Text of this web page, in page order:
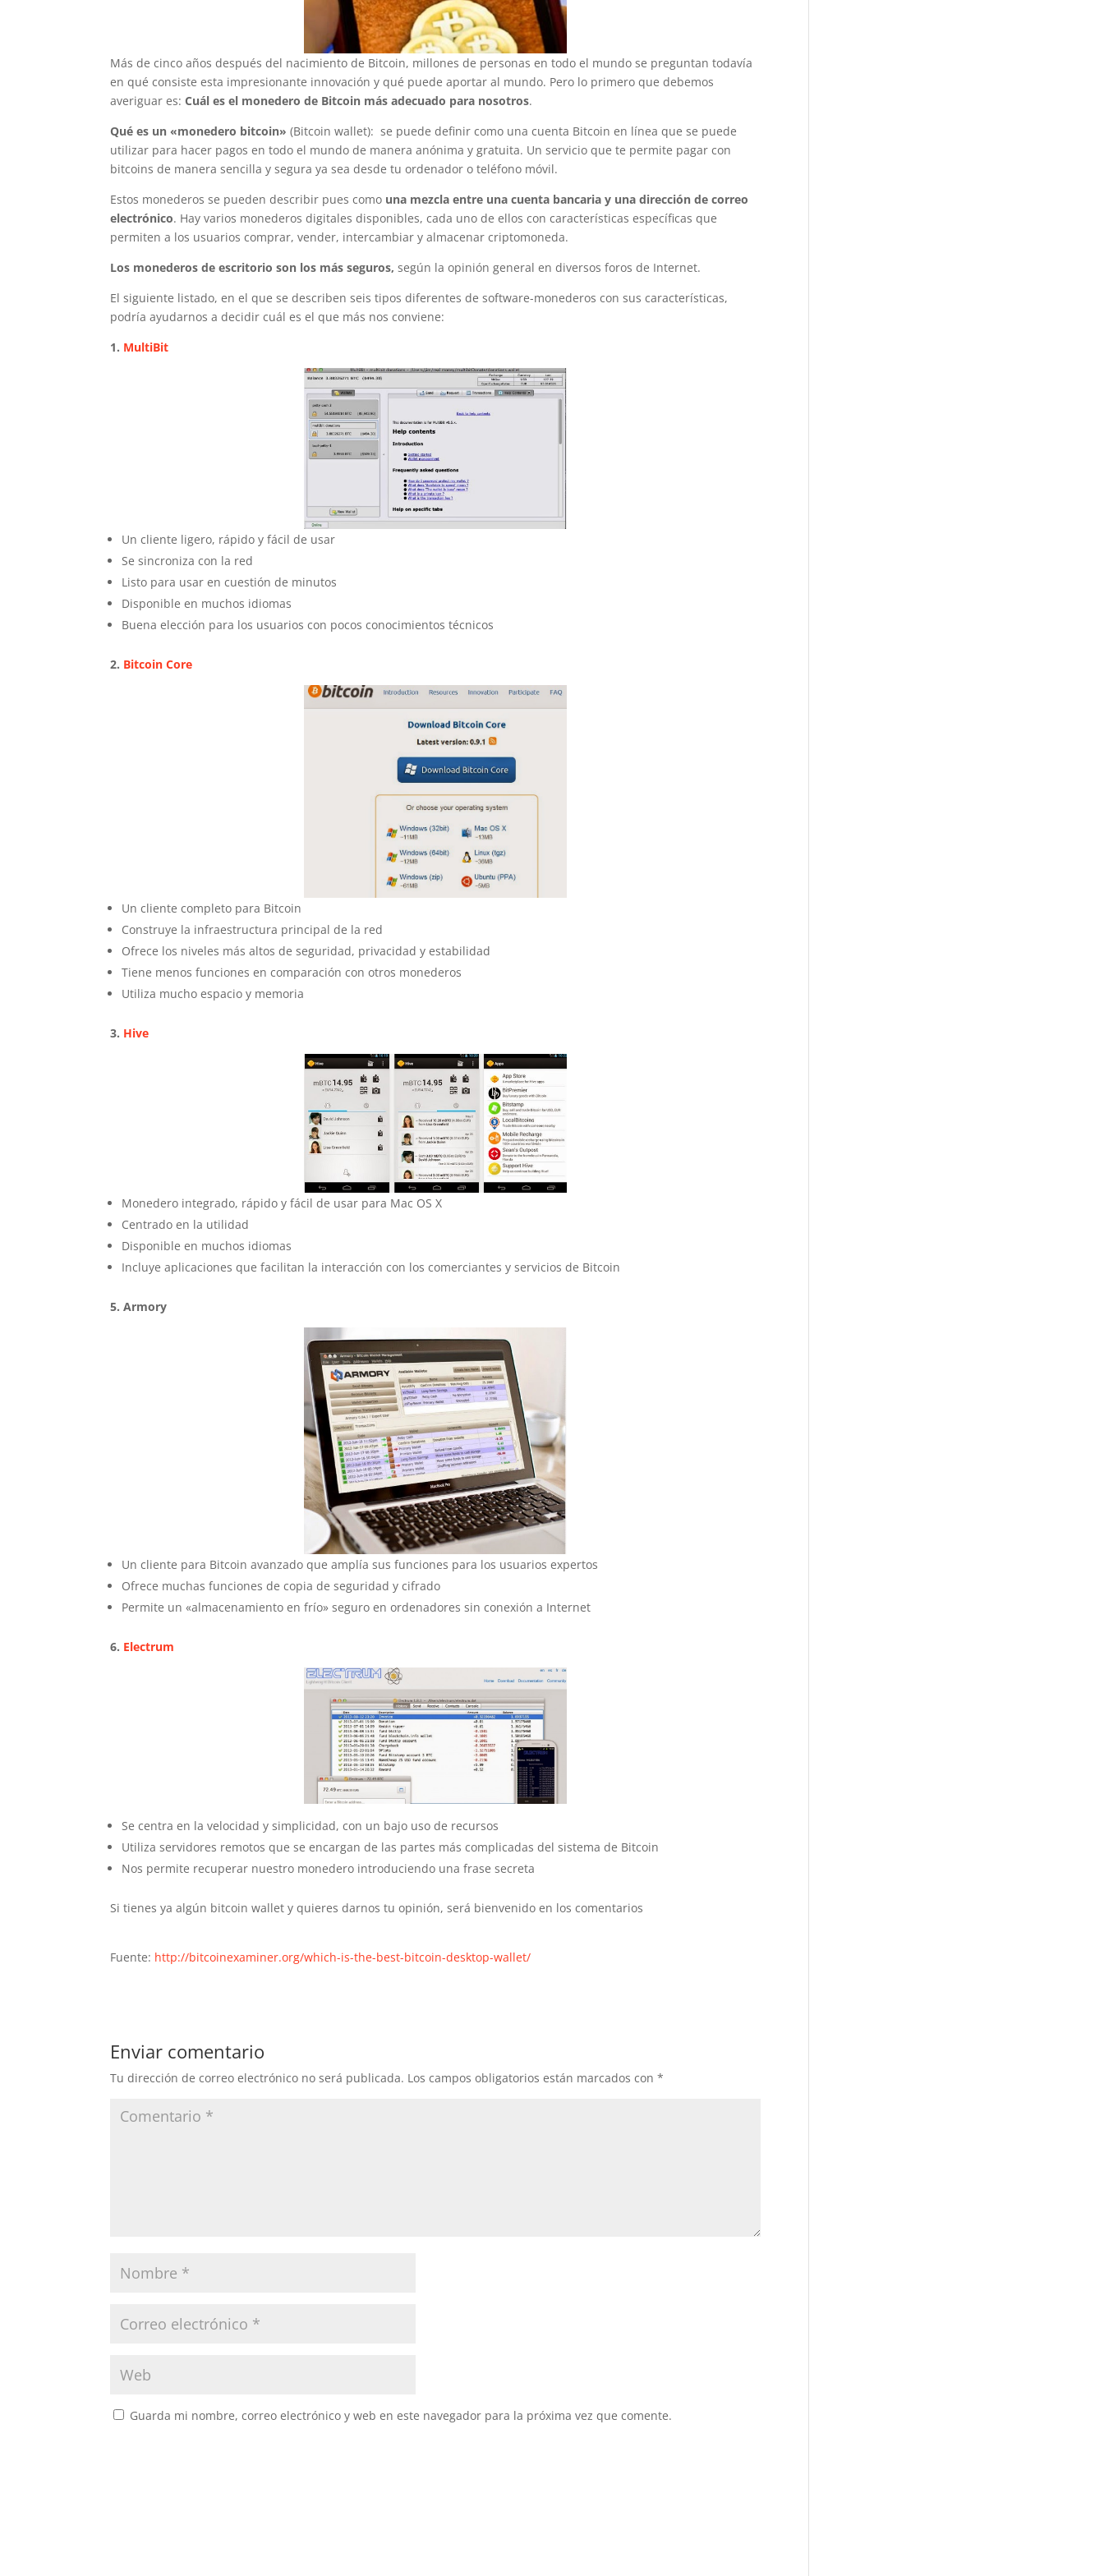
Más de cinco años después del nacimiento de Bitcoin, millones de personas en todo el mundo se preguntan todavía
en qué consiste esta impresionante innovación y qué puede aportar al mundo. Pero lo primero que debemos
averiguar es: Cuál es el monedero de Bitcoin más adecuado para nosotros.
Qué es un «monedero bitcoin» (Bitcoin wallet): se puede definir como una cuenta Bitcoin en línea que se puede
utilizar para hacer pagos en todo el mundo de manera anónima y gratuita. Un servicio que te permite pagar con
bitcoins de manera sencilla y segura ya sea desde tu ordenador o teléfono móvil.
Estos monederos se pueden describir pues como una mezcla entre una cuenta bancaria y una dirección de correo
electrónico. Hay varios monederos digitales disponibles, cada uno de ellos con características específicas que
permiten a los usuarios comprar, vender, intercambiar y almacenar criptomoneda.
Los monederos de escritorio son los más seguros, según la opinión general en diversos foros de Internet.
El siguiente listado, en el que se describen seis tipos diferentes de software-monederos con sus características,
podría ayudarnos a decidir cuál es el que más nos conviene:
1. MultiBit
Un cliente ligero, rápido y fácil de usar
Se sincroniza con la red
Listo para usar en cuestión de minutos
Disponible en muchos idiomas
Buena elección para los usuarios con pocos conocimientos técnicos
2. Bitcoin Core
Un cliente completo para Bitcoin
Construye la infraestructura principal de la red
Ofrece los niveles más altos de seguridad, privacidad y estabilidad
Tiene menos funciones en comparación con otros monederos
Utiliza mucho espacio y memoria
3. Hive
Monedero integrado, rápido y fácil de usar para Mac OS X
Centrado en la utilidad
Disponible en muchos idiomas
Incluye aplicaciones que facilitan la interacción con los comerciantes y servicios de Bitcoin
5. Armory
Un cliente para Bitcoin avanzado que amplía sus funciones para los usuarios expertos
Ofrece muchas funciones de copia de seguridad y cifrado
Permite un «almacenamiento en frío» seguro en ordenadores sin conexión a Internet
6. Electrum
Se centra en la velocidad y simplicidad, con un bajo uso de recursos
Utiliza servidores remotos que se encargan de las partes más complicadas del sistema de Bitcoin
Nos permite recuperar nuestro monedero introduciendo una frase secreta
Si tienes ya algún bitcoin wallet y quieres darnos tu opinión, será bienvenido en los comentarios
Fuente: http://bitcoinexaminer.org/which-is-the-best-bitcoin-desktop-wallet/
Enviar comentario
Tu dirección de correo electrónico no será publicada. Los campos obligatorios están marcados con*
Guarda mi nombre, correo electrónico y web en este navegador para la próxima vez que comente.